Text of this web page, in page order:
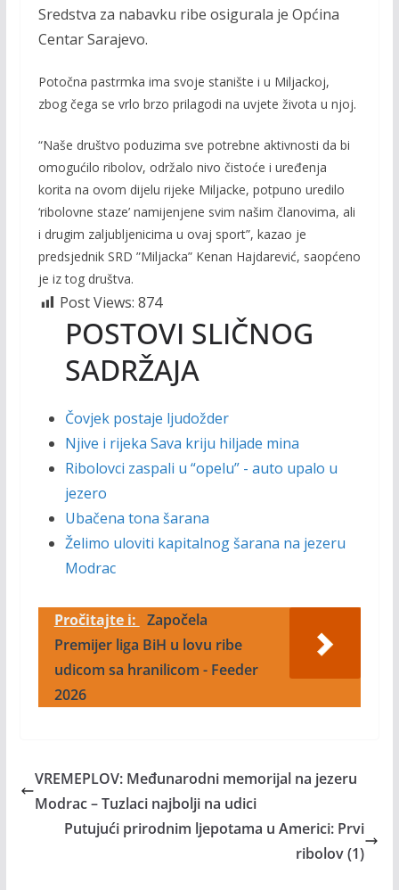
Sredstva za nabavku ribe osigurala je Općina
Centar Sarajevo.
Potočna pastrmka ima svoje stanište i u Miljackoj,
zbog čega se vrlo brzo prilagodi na uvjete života u njoj.
“Naše društvo poduzima sve potrebne aktivnosti da bi
omogućilo ribolov, održalo nivo čistoće i uređenja
korita na ovom dijelu rijeke Miljacke, potpuno uredilo
‘ribolovne staze’ namijenjene svim našim članovima, ali
i drugim zaljubljenicima u ovaj sport”, kazao je
predsjednik SRD ”Miljacka” Kenan Hajdarević, saopćeno
je iz tog društva.
Post Views: 874
POSTOVI SLIČNOG
SADRŽAJA
Čovjek postaje ljudožder
Njive i rijeka Sava kriju hiljade mina
Ribolovci zaspali u “opelu” - auto upalo u
jezero
Ubačena tona šarana
Želimo uloviti kapitalnog šarana na jezeru
Modrac
Pročitajte i: Započela
Premijer liga BiH u lovu ribe
udicom sa hranilicom - Feeder
2026
VREMEPLOV: Međunarodni memorijal na jezeru
Modrac – Tuzlaci najbolji na udici
Putujući prirodnim ljepotama u Americi: Prvi
ribolov (1)